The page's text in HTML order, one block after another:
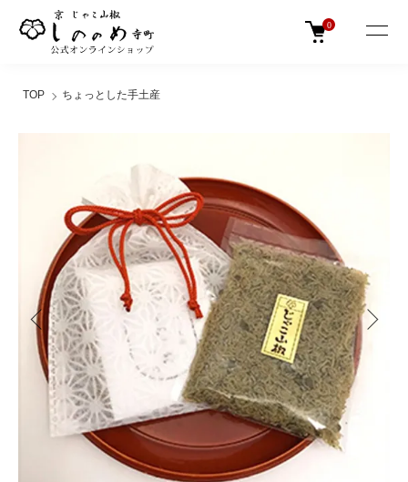
0
TOP ちょっとした手土産